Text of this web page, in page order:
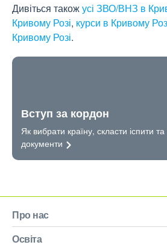
Дивіться такожусі ЗВО/ВНЗ в
Кривому Розі, курси в Кривому
Кривому Розі.
Вступ за кордон
Як вибрати країну, скласти іспити та
документи
Про нас
Освіта